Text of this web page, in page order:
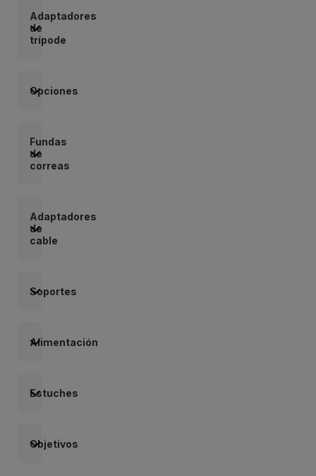
Adaptadores
de
trípode
Opciones
Fundas
de
correas
Adaptadores
de
cable
Soportes
Alimentación
Estuches
Objetivos